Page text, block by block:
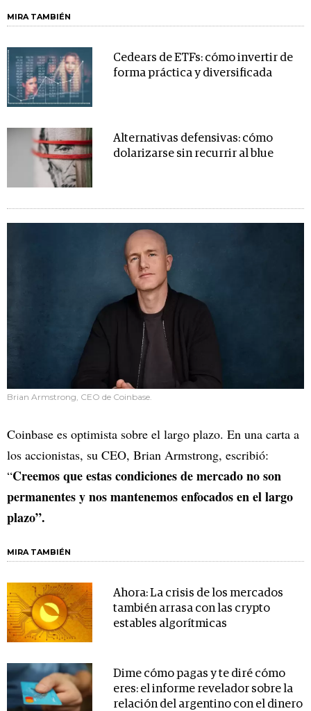
MIRA TAMBIÉN
Cedears de ETFs: cómo invertir de
forma práctica y diversificada
Alternativas defensivas: cómo
dolarizarse sin recurrir al blue
Brian Armstrong, CEO de Coinbase.
Coinbase es optimista sobre el largo plazo. En una carta a
los accionistas, su CEO, Brian Armstrong, escribió:
“Creemos que estas condiciones de mercado no son
permanentes y nos mantenemos enfocados en el largo
plazo”.
MIRA TAMBIÉN
Ahora: La crisis de los mercados
también arrasa con las crypto
estables algorítmicas
Dime cómo pagas y te diré cómo
eres: el informe revelador sobre la
relación del argentino con el dinero